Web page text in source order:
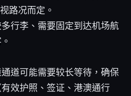
路况而定。
行李、需要固定到达机场航
道可能需要较长等待，确保
效护照、签证、港澳通行